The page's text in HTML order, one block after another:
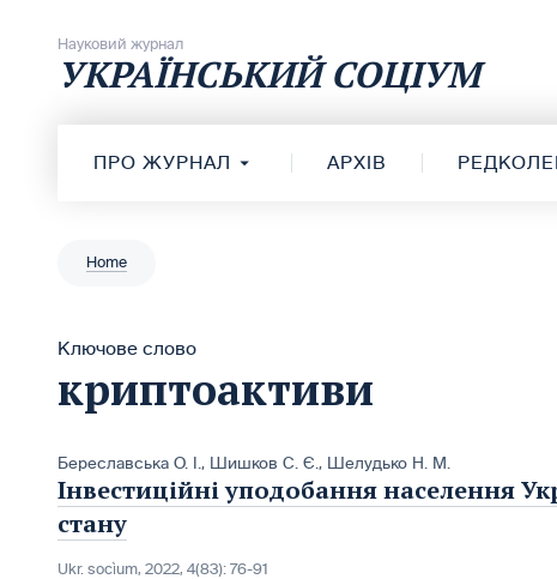
Науковий журнал
УКРАЇНСЬКИЙ СОЦІУМ
ПРО ЖУРНАЛ АРХІВ
Home
Ключове слово
криптоактиви
Береславська О. І., Шишков С. Є., Шелудько Н. М.
Інвестиційні уподобання населення
стану
Ukr. socìum, 2022, 4(83): 76-91